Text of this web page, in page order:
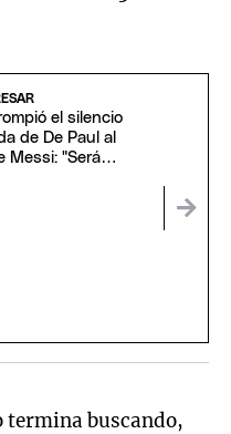
el silencio
de De Paul al
Messi: "Será
termina buscando,